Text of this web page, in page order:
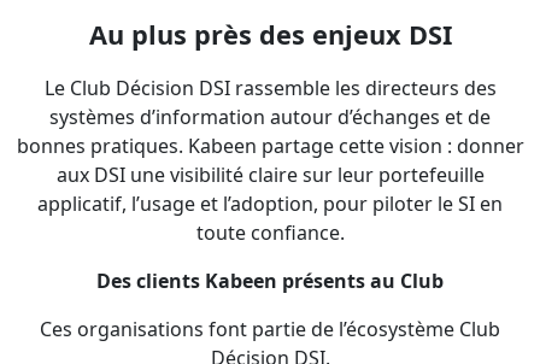
Au plus près des enjeux DSI
Le Club Décision DSI rassemble les directeurs des
systèmes d’information autour d’échanges et de
bonnes pratiques. Kabeen partage cette vision : donner
aux DSI une visibilité claire sur leur portefeuille
applicatif, l’usage et l’adoption, pour piloter le SI en
toute confiance.
Des clients Kabeen présents au Club
Ces organisations font partie de l’écosystème Club
Décision DSI.